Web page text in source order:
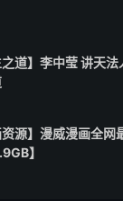
之道】李中莹 讲天
资源】漫威漫画全网
】